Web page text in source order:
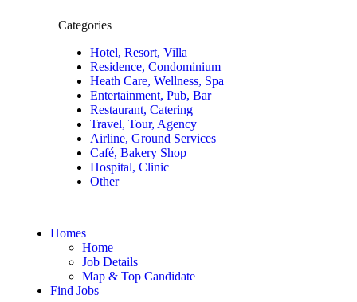
Categories
Hotel, Resort, Villa
Residence, Condominium
Heath Care, Wellness, Spa
Entertainment, Pub, Bar
Restaurant, Catering
Travel, Tour, Agency
Airline, Ground Services
Café, Bakery Shop
Hospital, Clinic
Other
Homes
Home
Job Details
Map & Top Candidate
Find Jobs